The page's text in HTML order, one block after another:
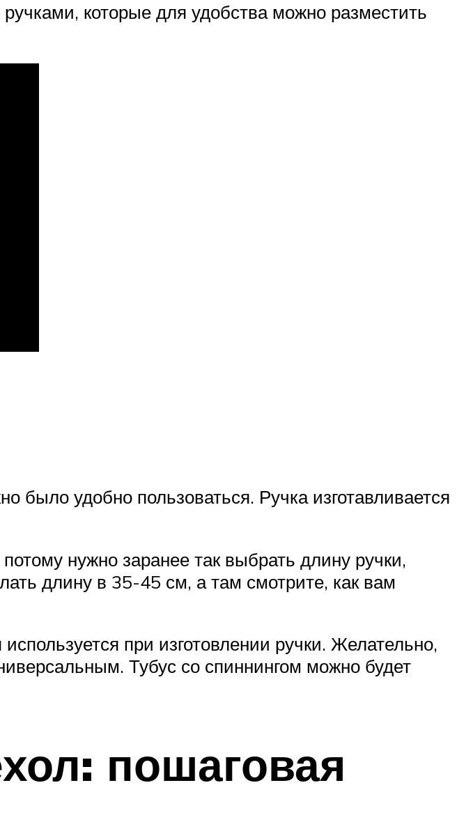
которые для удобства можно разместить
было удобно пользоваться. Ручка изготавливается
нужно заранее так выбрать длину ручки,
длину в 35-45 см, а там смотрите, как вам
при изготовлении ручки. Желательно,
Тубус со спиннингом можно будет
пошаговая